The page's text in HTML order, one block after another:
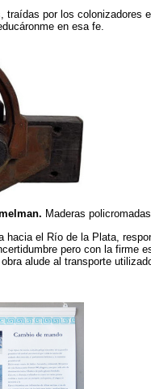
traídas por los colonizadores
en esa fe.
Maderas
hacia el Río de la Plata,
pero con la firme
alude al transporte